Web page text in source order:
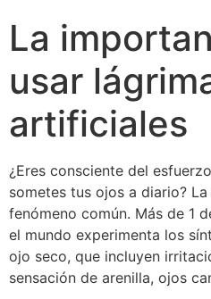
La
usar
artificiales
¿Eres consciente del
sometes tus ojos a diario?
fenómeno común. Más de 1
el mundo experimenta los
ojo seco, que incluyen
sensación de arenilla, ojos